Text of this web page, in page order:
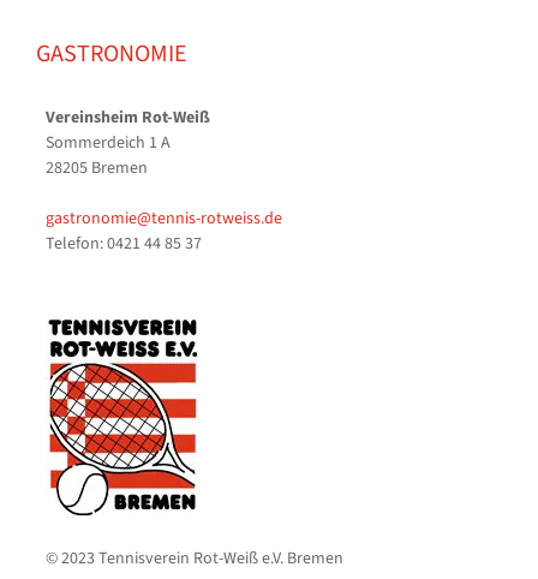
GASTRONOMIE
Vereinsheim Rot-Weiß
Sommerdeich 1 A
28205 Bremen
gastronomie@tennis-rotweiss.de
Telefon: 0421 44 85 37
© 2023 Tennisverein Rot-Weiß e.V. Bremen